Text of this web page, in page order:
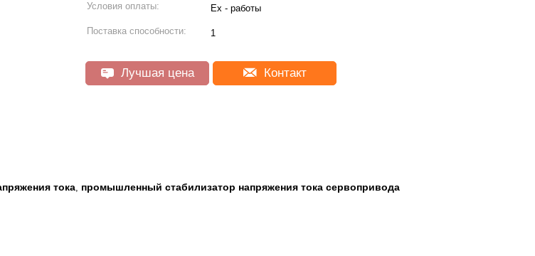
Условия оплаты: Ex - работы
Поставка способности: 1
Лучшая цена Контакт
тока, промышленный стабилизатор напряжения тока сервопривода